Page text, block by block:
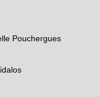
Pouchergues